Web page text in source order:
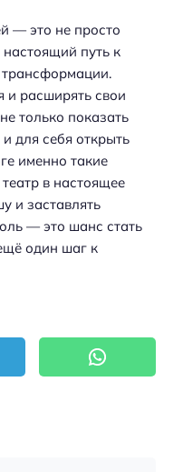
— это не просто
путь к
и расширять свои
только показать
для себя открыть
именно такие
в настоящее
и заставлять
— это шанс стать
один шаг к